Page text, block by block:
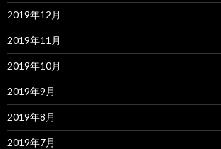
2019年12月
2019年11月
2019年10月
2019年9月
2019年8月
2019年7月